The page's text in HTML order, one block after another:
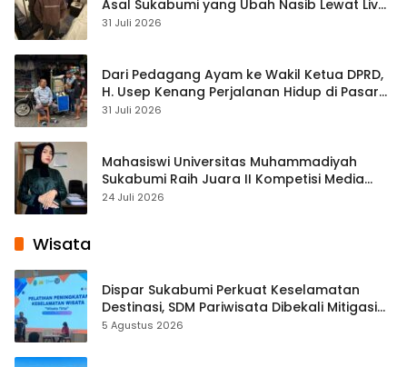
Asal Sukabumi yang Ubah Nasib Lewat Live
Streaming
31 Juli 2026
Dari Pedagang Ayam ke Wakil Ketua DPRD,
H. Usep Kenang Perjalanan Hidup di Pasar
Cisaat
31 Juli 2026
Mahasiswi Universitas Muhammadiyah
Sukabumi Raih Juara II Kompetisi Media
Pembelajaran Digital Tingkat Internasional
24 Juli 2026
Wisata
Dispar Sukabumi Perkuat Keselamatan
Destinasi, SDM Pariwisata Dibekali Mitigasi
hingga Teknik Evakuasi
5 Agustus 2026